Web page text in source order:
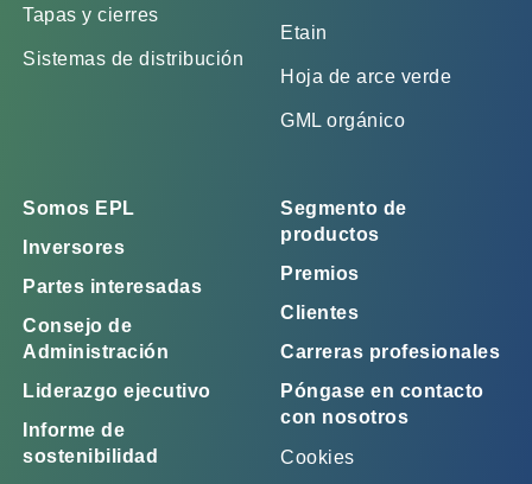
Tapas y cierres
Sistemas de distribución
Etain
Hoja de arce verde
GML orgánico
Somos EPL
Inversores
Partes interesadas
Consejo de
Administración
Liderazgo ejecutivo
Informe de
sostenibilidad
Segmento de
productos
Premios
Clientes
Carreras profesionales
Póngase en contacto
con nosotros
Cookies